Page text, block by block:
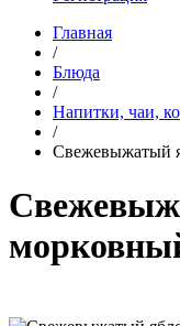
Главная
/
Блюда
/
Напитки, чаи,
/
Свежевыжатый